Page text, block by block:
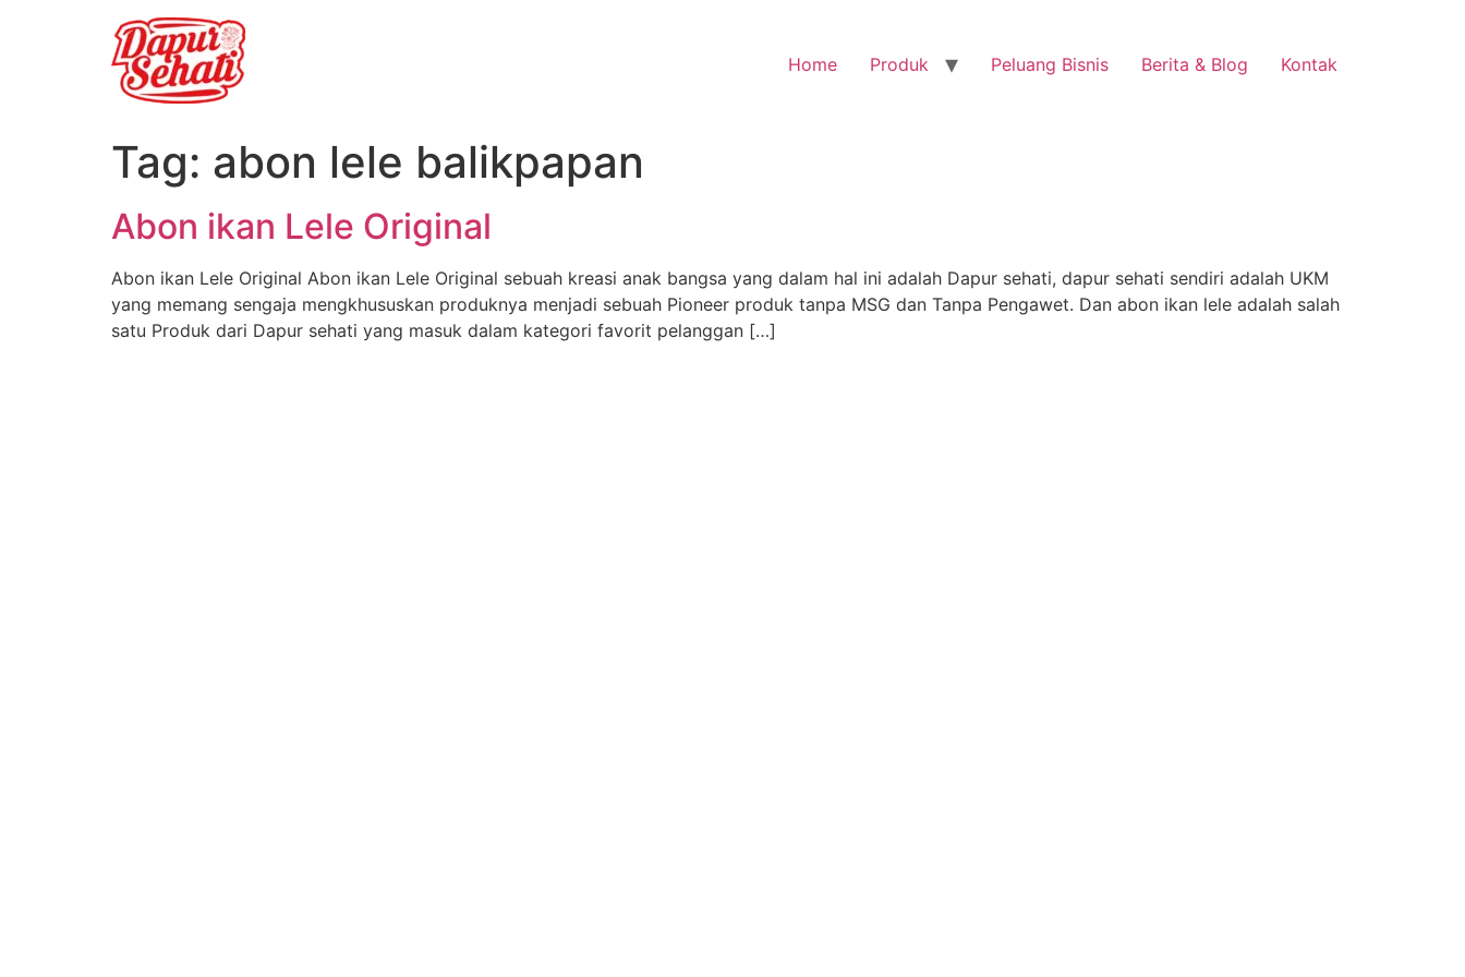
Home Produk Peluang Bisnis Berita & Blog Kontak
Tag: abon lele balikpapan
Abon ikan Lele Original
Abon ikan Lele Original Abon ikan Lele Original sebuah kreasi anak bangsa yang dalam hal ini adalah Dapur sehati, dapur sehati sendiri adalah UKM
yang memang sengaja mengkhususkan produknya menjadi sebuah Pioneer produk tanpa MSG dan Tanpa Pengawet. Dan abon ikan lele adalah salah
satu Produk dari Dapur sehati yang masuk dalam kategori favorit pelanggan […]